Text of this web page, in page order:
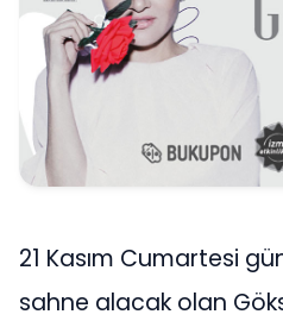
21 Kasım Cumartesi
sahne alacak olan